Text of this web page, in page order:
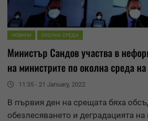
НОВИНИ ОКОЛНА СРЕДА
Министър Сандов участва в
на министрите по околна среда
11:35 - 21 January, 2022
В първия ден на срещата бяха
обезлесяването и деградацията на